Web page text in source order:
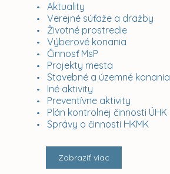
Aktuality
Verejné súťaže a dražby
Životné prostredie
Výberové konania
Činnosť MsP
Projekty mesta
Stavebné a územné konania
Iné aktivity
Preventívne aktivity
Plán kontrolnej činnosti ÚHK
Správy o činnosti HKMK
Zobraziť viac